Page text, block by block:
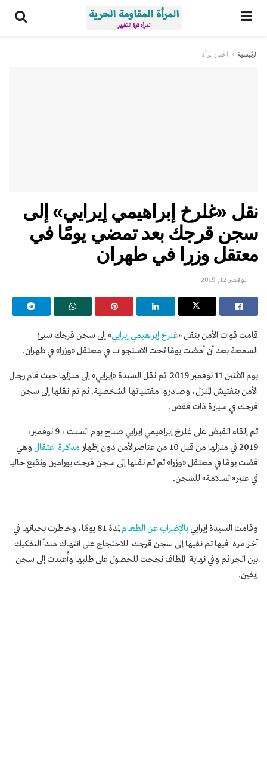
الرئيسية اخبار المرأة
نقل «غلرخ إبراهيمي إيرايي» إلى
سجن قرجك بعد تمضي يومًا في
معتقل وزرا في طهران
نوفمبر 12, 2019
قامت قوات الأمن بنقل «غلرخ إبراهيمي إيرايي» إلى سجن قرجك سيئ
السمعة بعد أن أمضت يومًا تحت الاستجواب في معتقل «وزرا» في طهران.
يوم الاثنين 11 نوفمبر 2019 تم نقل السيدة «إيرايي» إلى منزلها حيث قام رجال
الأمن بتفتيش المنزل، وصادروا مقتنياتها الشخصية. ثم تم نقلها إلى سجن
قرجك في سيارة ذات قفص.
تم إلقاء القبض على غلرخ إبراهيمي إيرايي صباح يوم السبت ، 9 نوفمبر،
2019 في منزلها من قبل 10 من عناصرالأمن دون إظهار
مذكرة اعتقالوهي
قضت يومًا في معتقل «وزرا» ثم تم نقلها إلى سجن قرجك بورامين وتقبع حاليا
في عنبر«السلامة» للسجن.
وقامت السيدة إيراييبالإضراب عن الطعام
لمدة 81 يومًا، وخاطرت بحياتها في
آخر مرة فيها تم نفيها إلى سجن قرجك للاحتجاج على انتهاك مبدأ التفكيك
بين الجرائم وفي نهاية المطاف نجحت للحصول على طلبها وأُعيدت إلى سجن
إيفين.